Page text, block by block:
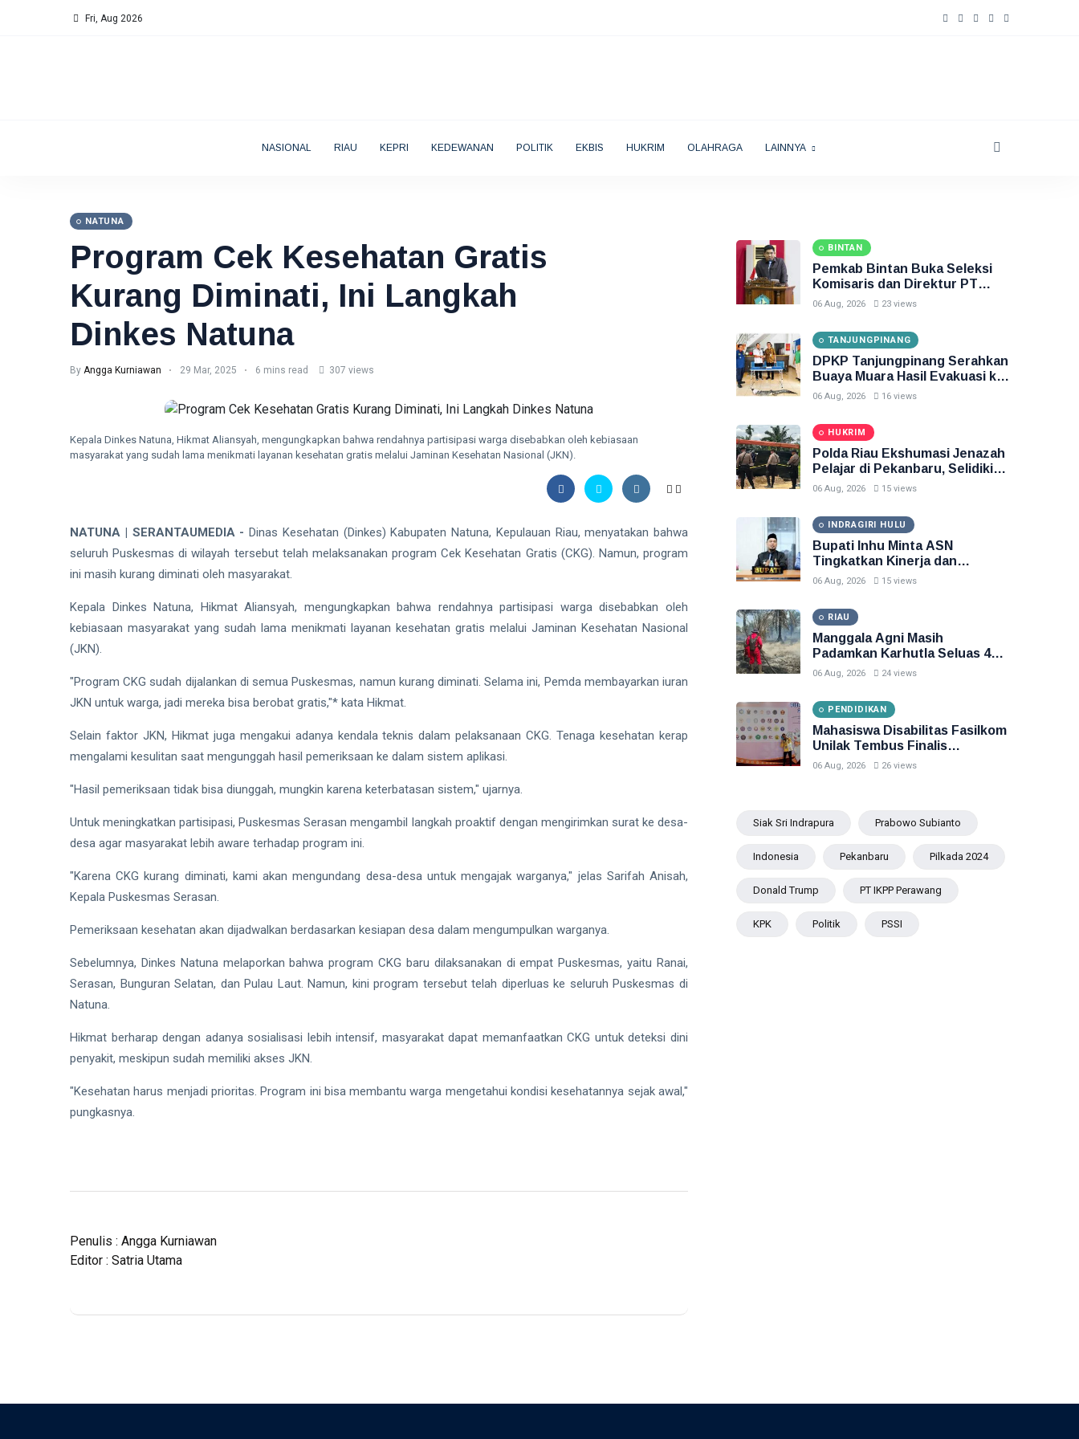
Fri, Aug 2026
NASIONAL RIAU KEPRI KEDEWANAN POLITIK EKBIS HUKRIM OLAHRAGA LAINNYA
NATUNA
Program Cek Kesehatan Gratis
Kurang Diminati, Ini Langkah
Dinkes Natuna
By Angga Kurniawan 29 Mar, 2025 6 mins read 307 views
Kepala Dinkes Natuna, Hikmat Aliansyah, mengungkapkan bahwa rendahnya partisipasi warga disebabkan oleh kebiasaan
masyarakat yang sudah lama menikmati layanan kesehatan gratis melalui Jaminan Kesehatan Nasional (JKN).
NATUNA | SERANTAUMEDIA - Dinas Kesehatan (Dinkes) Kabupaten Natuna, Kepulauan Riau, menyatakan bahwa
seluruh Puskesmas di wilayah tersebut telah melaksanakan program Cek Kesehatan Gratis (CKG). Namun, program
ini masih kurang diminati oleh masyarakat.
Kepala Dinkes Natuna, Hikmat Aliansyah, mengungkapkan bahwa rendahnya partisipasi warga disebabkan oleh
kebiasaan masyarakat yang sudah lama menikmati layanan kesehatan gratis melalui Jaminan Kesehatan Nasional
(JKN).
"Program CKG sudah dijalankan di semua Puskesmas, namun kurang diminati. Selama ini, Pemda membayarkan iuran
JKN untuk warga, jadi mereka bisa berobat gratis,"* kata Hikmat.
Selain faktor JKN, Hikmat juga mengakui adanya kendala teknis dalam pelaksanaan CKG. Tenaga kesehatan kerap
mengalami kesulitan saat mengunggah hasil pemeriksaan ke dalam sistem aplikasi.
"Hasil pemeriksaan tidak bisa diunggah, mungkin karena keterbatasan sistem," ujarnya.
Untuk meningkatkan partisipasi, Puskesmas Serasan mengambil langkah proaktif dengan mengirimkan surat ke desa-
desa agar masyarakat lebih aware terhadap program ini.
"Karena CKG kurang diminati, kami akan mengundang desa-desa untuk mengajak warganya," jelas Sarifah Anisah,
Kepala Puskesmas Serasan.
Pemeriksaan kesehatan akan dijadwalkan berdasarkan kesiapan desa dalam mengumpulkan warganya.
Sebelumnya, Dinkes Natuna melaporkan bahwa program CKG baru dilaksanakan di empat Puskesmas, yaitu Ranai,
Serasan, Bunguran Selatan, dan Pulau Laut. Namun, kini program tersebut telah diperluas ke seluruh Puskesmas di
Natuna.
Hikmat berharap dengan adanya sosialisasi lebih intensif, masyarakat dapat memanfaatkan CKG untuk deteksi dini
penyakit, meskipun sudah memiliki akses JKN.
"Kesehatan harus menjadi prioritas. Program ini bisa membantu warga mengetahui kondisi kesehatannya sejak awal,"
pungkasnya.
Penulis : Angga Kurniawan
Editor : Satria Utama
BINTAN
Pemkab Bintan Buka Seleksi
Komisaris dan Direktur PT
Bintan Karya Bahari
06 Aug, 2026 23 views
TANJUNGPINANG
DPKP Tanjungpinang Serahkan
Buaya Muara Hasil Evakuasi ke
BPSPL dan Taman Safari Lagoi
06 Aug, 2026 16 views
HUKRIM
Polda Riau Ekshumasi Jenazah
Pelajar di Pekanbaru, Selidiki
Dugaan Penganiayaan
06 Aug, 2026 15 views
INDRAGIRI HULU
Bupati Inhu Minta ASN
Tingkatkan Kinerja dan
Pelayanan Publik
06 Aug, 2026 15 views
RIAU
Manggala Agni Masih
Padamkan Karhutla Seluas 45
Hektare di Pelalawan dan Inhu
06 Aug, 2026 24 views
PENDIDIKAN
Mahasiswa Disabilitas Fasilkom
Unilak Tembus Finalis
Pilmapres Nasional 2026
06 Aug, 2026 26 views
Siak Sri Indrapura Prabowo Subianto
Indonesia Pekanbaru Pilkada 2024
Donald Trump PT IKPP Perawang
KPK Politik PSSI